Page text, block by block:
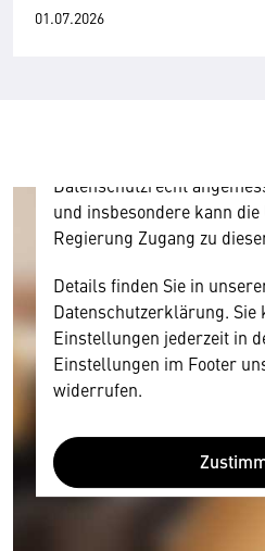
01.07.2026
Inhalt anzeigen. Dafür
Datenschutzrecht
und insbesondere kann
Regierung Zugang zu
Details finden Sie in
Datenschutzerklärung. Sie
Einstellungen jederzeit in
Einstellungen im Footer
widerrufen.